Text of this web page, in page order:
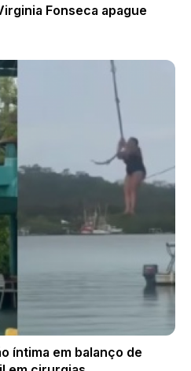
Fonseca apague
íntima em balanço de